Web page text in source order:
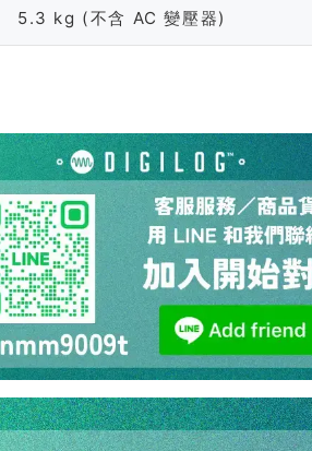
5.3 kg (不含 AC 變壓器)